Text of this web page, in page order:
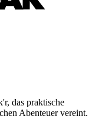
das praktische
Abenteuer vereint.